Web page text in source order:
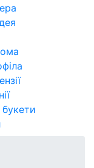
букети